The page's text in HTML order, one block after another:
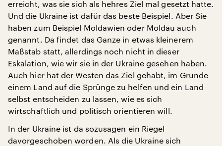
erreicht, was sie sich als hehres Ziel mal gesetzt hatte.
Und die Ukraine ist dafür das beste Beispiel. Aber Sie
haben zum Beispiel Moldawien oder Moldau auch
genannt. Da findet das Ganze in etwas kleinerem
Maßstab statt, allerdings noch nicht in dieser
Eskalation, wie wir sie in der Ukraine gesehen haben.
Auch hier hat der Westen das Ziel gehabt, im Grunde
einem Land auf die Sprünge zu helfen und ein Land
selbst entscheiden zu lassen, wie es sich
wirtschaftlich und politisch orientieren will.
In der Ukraine ist da sozusagen ein Riegel
davorgeschoben worden. Als die Ukraine sich